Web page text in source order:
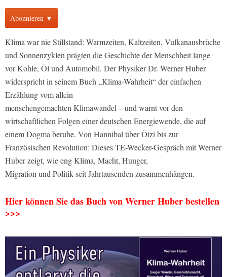
Abonnieren ▼
Klima war nie Stillstand: Warmzeiten, Kaltzeiten, Vulkanausbrüche
und Sonnenzyklen prägten die Geschichte der Menschheit lange
vor Kohle, Öl und Automobil. Der Physiker Dr. Werner Huber
widerspricht in seinem Buch „Klima-Wahrheit“ der einfachen
Erzählung vom allein
menschengemachten Klimawandel – und warnt vor den
wirtschaftlichen Folgen einer deutschen Energiewende, die auf
einem Dogma beruhe. Von Hannibal über Ötzi bis zur
Französischen Revolution: Dieses TE-Wecker-Gespräch mit Werner
Huber zeigt, wie eng Klima, Macht, Hunger,
Migration und Politik seit Jahrtausenden zusammenhängen.
Hier können Sie das Buch von Werner Huber bestellen
>>>